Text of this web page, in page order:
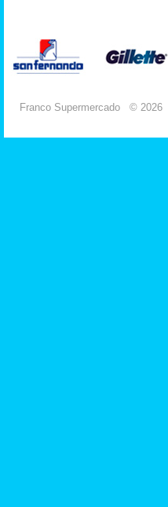
Franco Supermercado © 2026